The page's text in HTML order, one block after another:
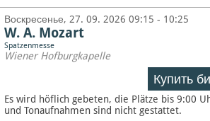
Воскресенье, 27. 09. 2026 09:15 - 10:25
W. A. Mozart
Spatzenmesse
Wiener Hofburgkapelle
Купить
Es wird höflich gebeten, die Plätze bis 9:00
und Tonaufnahmen sind nicht gestattet.